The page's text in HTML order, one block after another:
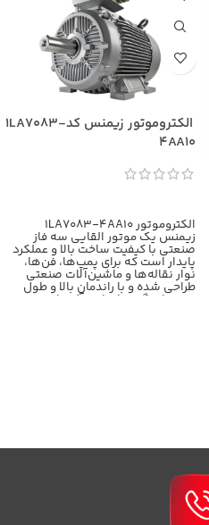
الکتروموتور زیمنس کد1LA7083-
4AA10
الکتروموتور 1LA7083-4AA10
زیمنس یک موتور القایی سه فاز
صنعتی با کیفیت ساخت بالا و عملکرد
پایدار است که برای پمپ‌ها، فن‌ها،
نوار نقاله‌ها و ماشین‌آلات صنعتی
طراحی شده و با راندمان بالا و طول
عمر زیاد، گزینه‌ای ایده‌آل برای